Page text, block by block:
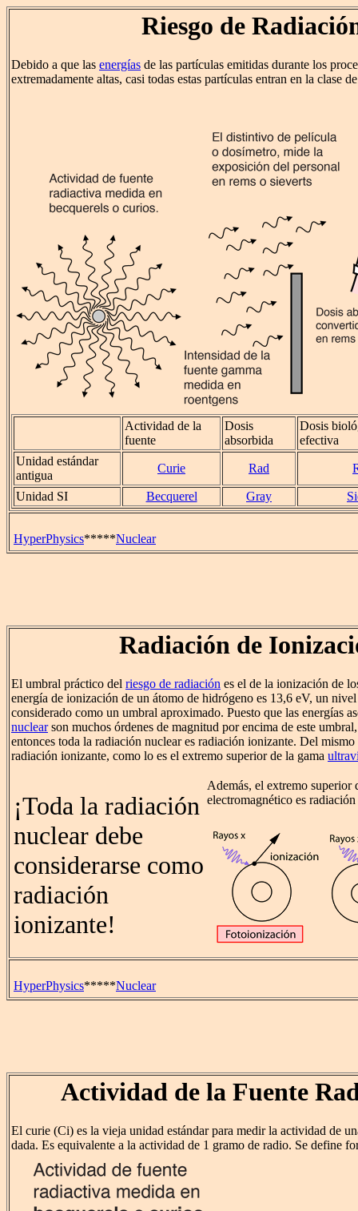
Riesgo de
Debido a que las energías de las partículas emitidas durante los
extremadamente altas, casi todas estas partículas entran en la clase
Actividad de la
fuente
Dosis
absorbida
Dosis
efectiva
Unidad estándar
antigua
Curie Rad
Unidad SI Becquerel Gray
HyperPhysics*****Nuclear
Radiación de
El umbral práctico del riesgo de radiación es el de la ionización de
energía de ionización de un átomo de hidrógeno es 13,6 eV, un
considerado como un umbral aproximado. Puesto que las energías
nuclearson muchos órdenes de magnitud por encima de este
entonces toda la radiación nuclear es radiación ionizante. Del
radiación ionizante, como lo es el extremo superior de la gama
¡Toda la radiación
nuclear debe
considerarse como
radiación
ionizante!
Además, el extremo superior
electromagnético es
HyperPhysics*****Nuclear
Actividad de la Fuente
El curie (Ci) es la vieja unidad estándar para medir la actividad de
dada. Es equivalente a la actividad de 1 gramo de radio. Se define